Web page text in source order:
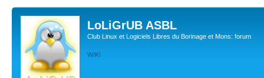
LoLiGrUB ASBL
Club Linux et Logiciels Libres du Borinage et Mons: forum
WIKI